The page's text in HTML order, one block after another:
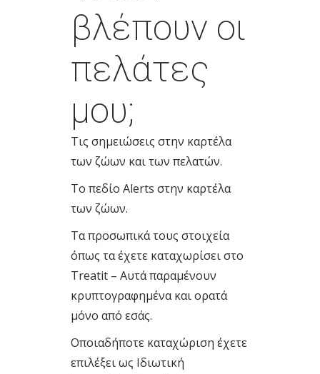
βλέπουν οι
πελάτες
μου;
Τις σημειώσεις στην καρτέλα
των ζώων και των πελατών.
Το πεδίο Alerts στην καρτέλα
των ζώων.
Τα προσωπικά τους στοιχεία
όπως τα έχετε καταχωρίσει στο
Treatit – Αυτά παραμένουν
κρυπτογραφημένα και ορατά
μόνο από εσάς.
Οποιαδήποτε καταχώριση έχετε
επιλέξει ως Ιδιωτική